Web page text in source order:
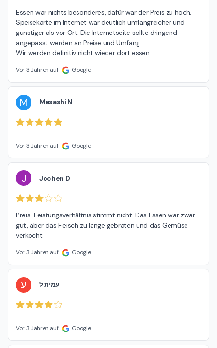
Essen war nichts besonderes, dafür war der Preis zu hoch.
Speisekarte im Internet war deutlich umfangreicher und
günstiger als vor Ort. Die Internetseite sollte dringend
angepasst werden an Preise und Umfang.
Wir werden definitiv nicht wieder dort essen.
Vor 3 Jahren auf Google
M Masashi N
Vor 3 Jahren auf Google
J Jochen D
Preis-Leistungsverhältnis stimmt nicht. Das Essen war zwar
gut, aber das Fleisch zu lange gebraten und das Gemüse
verkocht.
Vor 3 Jahren auf Google
ע עמית ל
Vor 3 Jahren auf Google